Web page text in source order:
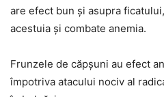
are efect bun și asupra
acestuia și combate anemia.
Frunzele de căpșuni au efect
împotriva atacului nociv al